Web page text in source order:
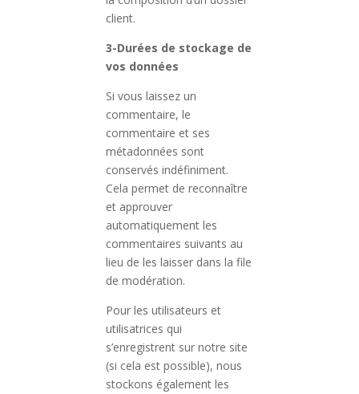
client.
3-Durées de stockage de
vos données
Si vous laissez un
commentaire, le
commentaire et ses
métadonnées sont
conservés indéfiniment.
Cela permet de reconnaître
et approuver
automatiquement les
commentaires suivants au
lieu de les laisser dans la file
de modération.
Pour les utilisateurs et
utilisatrices qui
s’enregistrent sur notre site
(si cela est possible), nous
stockons également les